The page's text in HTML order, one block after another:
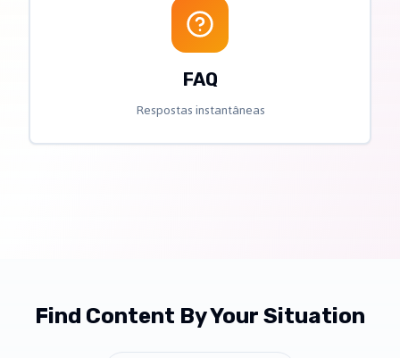
FAQ
Respostas instantâneas
Find Content By Your Situation